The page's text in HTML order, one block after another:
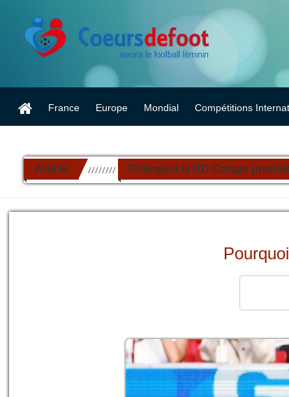
France Europe Mondial Compétitions
Article ////////// Pourquoi la RD Congo